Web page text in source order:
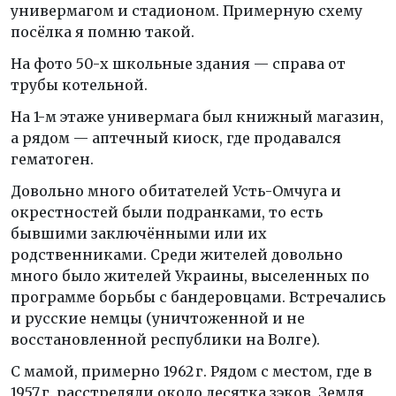
универмагом и стадионом. Примерную схему
посёлка я помню такой.
На фото 50-х школьные здания — справа от
трубы котельной.
На 1-м этаже универмага был книжный магазин,
а рядом — аптечный киоск, где продавался
гематоген.
Довольно много обитателей Усть-Омчуга и
окрестностей были подранками, то есть
бывшими заключёнными или их
родственниками. Среди жителей довольно
много было жителей Украины, выселенных по
программе борьбы с бандеровцами. Встречались
и русские немцы (уничтоженной и не
восстановленной республики на Волге).
С мамой, примерно 1962 г. Рядом с местом, где в
1957 г. расстреляли около десятка зэков. Земля